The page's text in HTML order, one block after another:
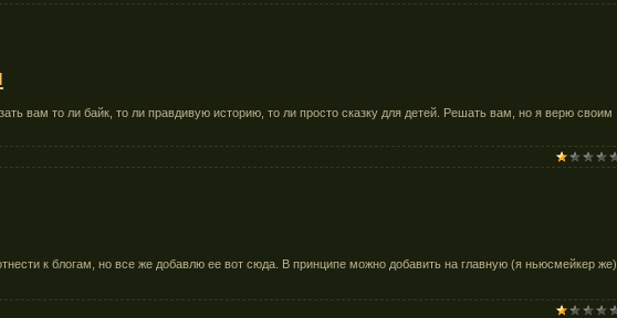
вам то ли байк, то ли правдивую историю, то ли просто сказку для детей. Решать вам, но я верю своим
к блогам, но все же добавлю ее вот сюда. В принципе можно добавить на главную (я ньюсмейкер же),